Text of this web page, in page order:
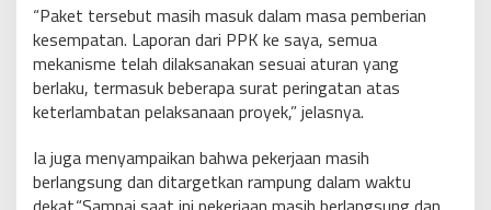
“Paket tersebut masih masuk dalam masa pemberian
kesempatan. Laporan dari PPK ke saya, semua
mekanisme telah dilaksanakan sesuai aturan yang
berlaku, termasuk beberapa surat peringatan atas
keterlambatan pelaksanaan proyek,” jelasnya.
Ia juga menyampaikan bahwa pekerjaan masih
berlangsung dan ditargetkan rampung dalam waktu